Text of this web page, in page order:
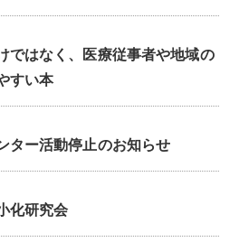
ではなく、医療従事者や地域の
すい本
ター活動停止のお知らせ
化研究会